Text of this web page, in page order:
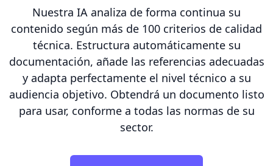
Nuestra IA analiza de forma continua su
contenido según más de 100 criterios de calidad
técnica. Estructura automáticamente su
documentación, añade las referencias adecuadas
y adapta perfectamente el nivel técnico a su
audiencia objetivo. Obtendrá un documento listo
para usar, conforme a todas las normas de su
sector.